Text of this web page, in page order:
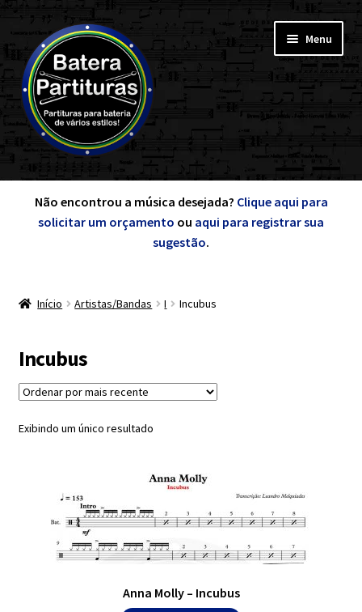
Pular
para
navegação
Pular
para
o
conteúdo
Menu
Cursos
Exercícios
Grátis
Dúvidas
Não encontrou a música desejada? Clique aqui para
solicitar um orçamento ou aqui para registrar sua
sugestão.
Início Artistas/Bandas I Incubus
Incubus
Exibindo um único resultado
Anna Molly – Incubus